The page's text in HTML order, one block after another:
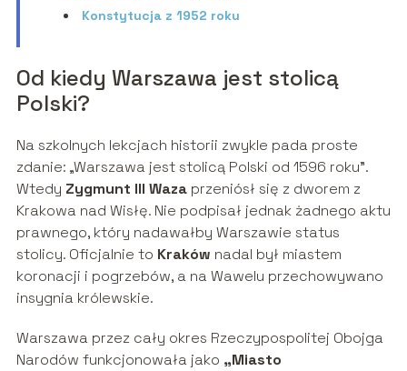
Konstytucja z 1952 roku
Od kiedy Warszawa jest stolicą
Polski?
Na szkolnych lekcjach historii zwykle pada proste
zdanie: „Warszawa jest stolicą Polski od 1596 roku”.
Wtedy Zygmunt III Wazaprzeniósł się z dworem z
Krakowa nad Wisłę. Nie podpisał jednak żadnego aktu
prawnego, który nadawałby Warszawie status
stolicy. Oficjalnie to Kraków nadal był miastem
koronacji i pogrzebów, a na Wawelu przechowywano
insygnia królewskie.
Warszawa przez cały okres Rzeczypospolitej Obojga
Narodów funkcjonowała jako „Miasto